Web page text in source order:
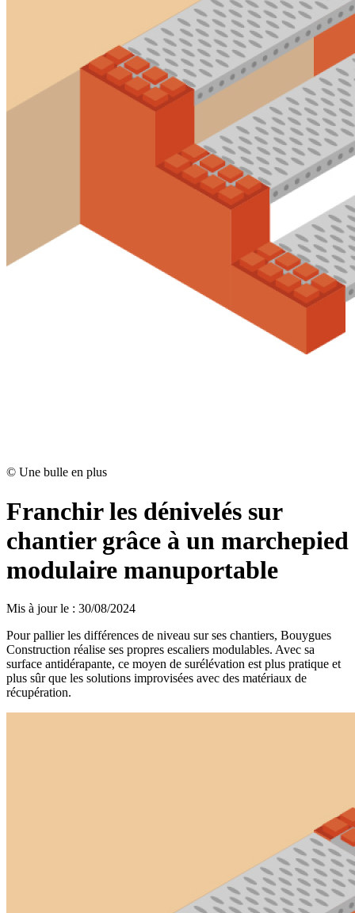
© Une bulle en plus
Franchir les dénivelés sur
chantier grâce à un marchepied
modulaire manuportable
Mis à jour le : 30/08/2024
Pour pallier les différences de niveau sur ses chantiers, Bouygues
Construction réalise ses propres escaliers modulables. Avec sa
surface antidérapante, ce moyen de surélévation est plus pratique et
plus sûr que les solutions improvisées avec des matériaux de
récupération.